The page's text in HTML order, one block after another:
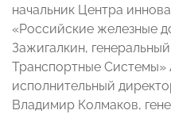
начальник Центра
«Российские железные
Зажигалкин,
Транспортные Системы»
исполнительный
Владимир Колмаков,